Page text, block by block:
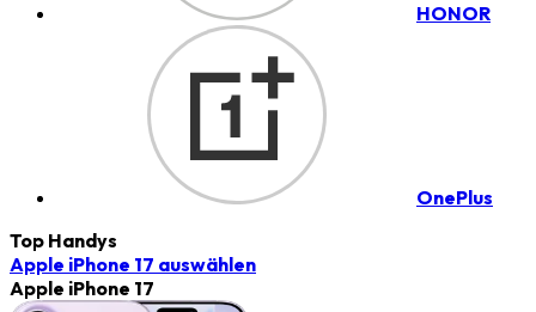
HONOR
OnePlus
Top Handys
Apple iPhone 17 auswählen
Apple iPhone 17